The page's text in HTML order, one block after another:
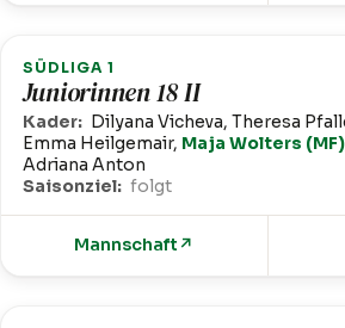
SÜDLIGA 1
Juniorinnen 18 II
Kader: Dilyana Vicheva, Theresa
Emma Heilgemair, Maja Wolters (MF)
Adriana Anton
Saisonziel: folgt
Mannschaft ↗